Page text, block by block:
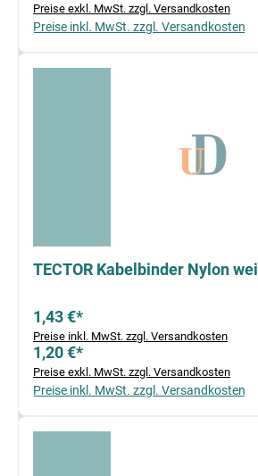
Preise exkl. MwSt. zzgl. Versandkosten
Preise inkl. MwSt. zzgl. Versandkosten
TECTOR Kabelbinder Nylon
1,43 €*
Preise inkl. MwSt. zzgl. Versandkosten
1,20 €*
Preise exkl. MwSt. zzgl. Versandkosten
Preise inkl. MwSt. zzgl. Versandkosten